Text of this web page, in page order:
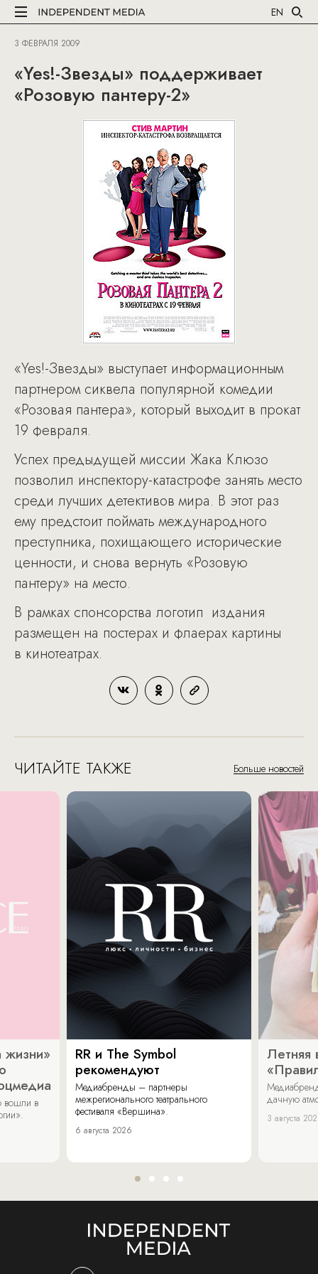
EN
3 ФЕВРАЛЯ 2009
«Yes!-Звезды» поддерживает
«Розовую пантеру-2»
«Yes!-Звезды» выступает информационным
партнером сиквела популярной комедии
«Розовая пантера», который выходит в прокат
19 февраля.
Успех предыдущей миссии Жака Клюзо
позволил инспектору-катастрофе занять место
среди лучших детективов мира. В этот раз
ему предстоит поймать международного
преступника, похищающего исторические
ценности, и снова вернуть «Розовую
пантеру» на место.
В рамках спонсорства логотип издания
размещен на постерах и флаерах картины
в кинотеатрах.
ЧИТАЙТЕ ТАКЖЕ Больше новостей
жизни»
вошли в
RR и The Symbol
рекомендуют
Медиабренды – партнеры
межрегионального театрального
фестиваля «Вершина».
6 августа 2026
Летняя
дачную
3 августа